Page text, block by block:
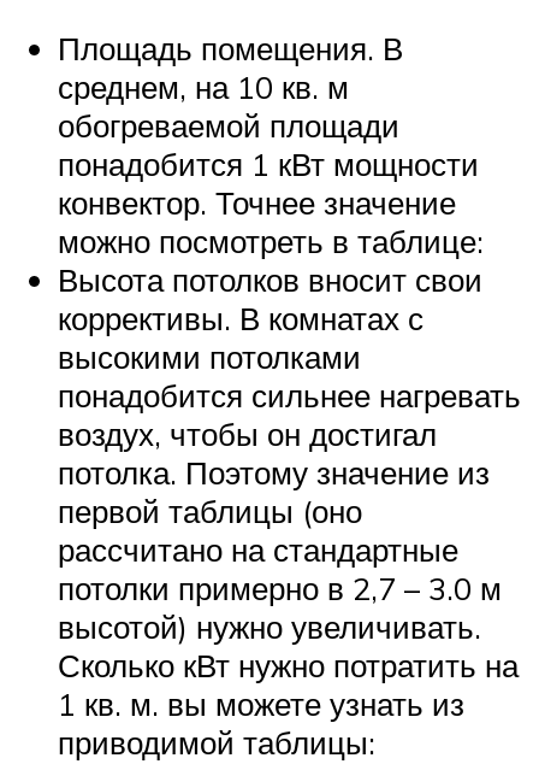
Площадь помещения. В
среднем, на 10 кв. м
обогреваемой площади
понадобится 1 кВт мощности
конвектор. Точнее значение
можно посмотреть в таблице:
Высота потолков вносит свои
коррективы. В комнатах с
высокими потолками
понадобится сильнее нагревать
воздух, чтобы он достигал
потолка. Поэтому значение из
первой таблицы (оно
рассчитано на стандартные
потолки примерно в 2,7 – 3.0 м
высотой) нужно увеличивать.
Сколько кВт нужно потратить на
1 кв. м. вы можете узнать из
приводимой таблицы: